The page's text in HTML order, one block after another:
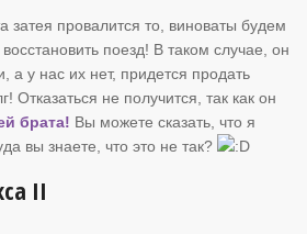
затея провалится то, виноваты будем
поезд! В таком случае, он
а у нас их нет, придется продать
Отказаться не получится, так как он
брата! Вы можете сказать, что я
вы знаете, что это не так?
II